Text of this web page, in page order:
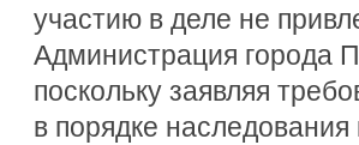
участию в деле не
Администрация города
поскольку заявляя
в порядке наследования